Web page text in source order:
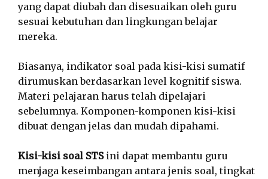
yang dapat diubah dan disesuaikan oleh guru
sesuai kebutuhan dan lingkungan belajar
mereka.
Biasanya, indikator soal pada kisi-kisi sumatif
dirumuskan berdasarkan level kognitif siswa.
Materi pelajaran harus telah dipelajari
sebelumnya. Komponen-komponen kisi-kisi
dibuat dengan jelas dan mudah dipahami.
Kisi-kisi soal STSini dapat membantu guru
menjaga keseimbangan antara jenis soal, tingkat